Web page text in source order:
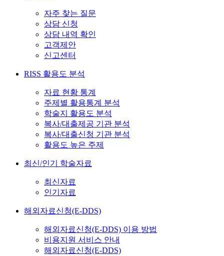
자주 찾는 질문
상담 신청
상담 내역 확인
고객제안
신고센터
RISS 활용도 분석
자료 현황 통계
주제별 활용통계 분석
학술지 활용도 분석
복사/대출제공 기관 분석
복사/대출신청 기관 분석
활용도 높은 주제
최신/인기 학술자료
최신자료
인기자료
해외자료신청(E-DDS)
해외자료신청(E-DDS) 이용 방법
비용지원 서비스 안내
해외자료신청(E-DDS)